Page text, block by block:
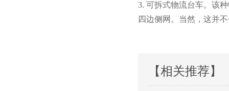
3. 可拆式物流台车。
四边侧网。当然，
【相关推荐】